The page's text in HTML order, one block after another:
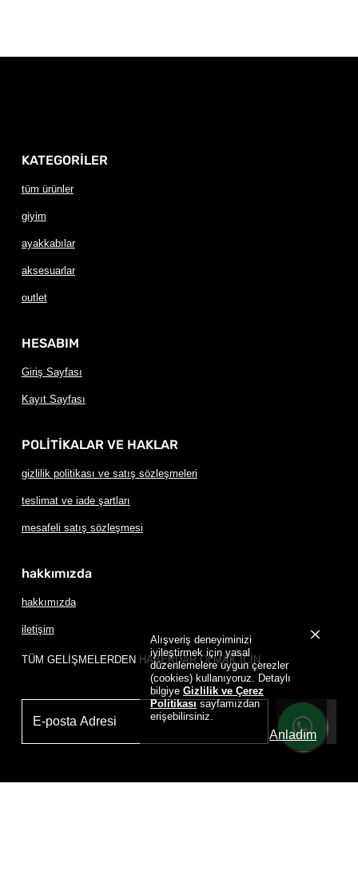
Alışveriş deneyiminizi
iyileştirmek için yasal
düzenlemelere uygun çerezler
(cookies) kullanıyoruz. Detaylı
bilgiye Gizlilik ve Çerez
Politikası sayfamızdan
erişebilirsiniz.
Anladım
KATEGORİLER
tüm ürünler
giyim
ayakkabılar
aksesuarlar
outlet
HESABIM
Giriş Sayfası
Kayıt Sayfası
POLİTİKALAR VE HAKLAR
gizlilik politikası ve satış sözleşmeleri
teslimat ve iade şartları
mesafeli satış sözleşmesi
hakkımızda
hakkımızda
iletişim
TÜM GELİŞMELERDEN HABERDAR OLMAK İÇİN
Üye Ol